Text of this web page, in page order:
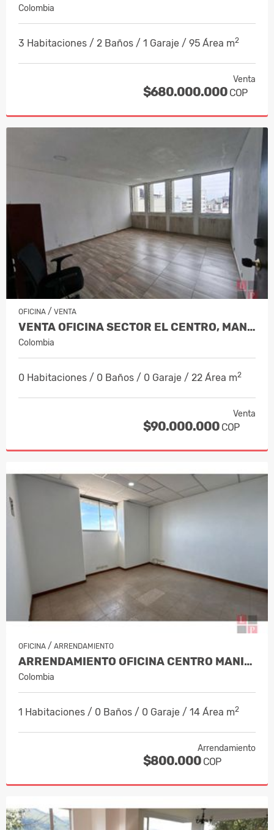
Colombia
3 Habitaciones / 2 Baños / 1 Garaje / 95 Área m2
Venta
$680.000.000 COP
OFICINA / VENTA
VENTA OFICINA SECTOR EL CENTRO, MANIZAL…
Colombia
0 Habitaciones / 0 Baños / 0 Garaje / 22 Área m2
Venta
$90.000.000 COP
OFICINA / ARRENDAMIENTO
ARRENDAMIENTO OFICINA CENTRO MANIZA…
Colombia
1 Habitaciones / 0 Baños / 0 Garaje / 14 Área m2
Arrendamiento
$800.000 COP